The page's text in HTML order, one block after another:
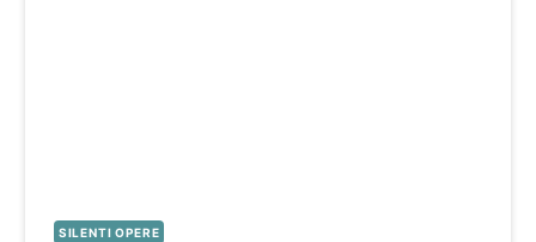
SILENTI OPERE